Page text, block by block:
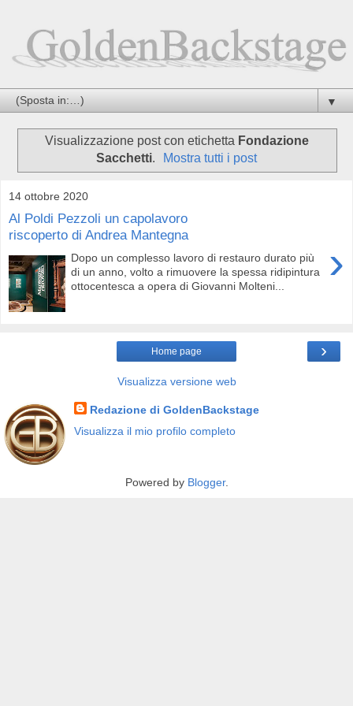
▼
Visualizzazione post con etichetta Fondazione
Sacchetti. Mostra tutti i post
14 ottobre 2020
Al Poldi Pezzoli un capolavoro
riscoperto di Andrea Mantegna
›
Dopo un complesso lavoro di restauro durato più
di un anno, volto a rimuovere la spessa ridipintura
ottocentesca a opera di Giovanni Molteni...
›
Home page
Visualizza versione web
Redazione di GoldenBackstage
Visualizza il mio profilo completo
Powered by Blogger.